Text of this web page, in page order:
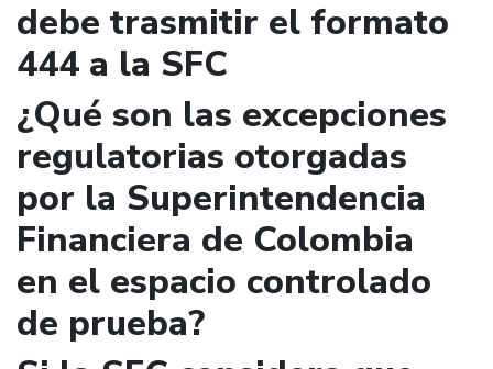
debe trasmitir el formato
444 a la SFC
¿Qué son las excepciones
regulatorias otorgadas
por la Superintendencia
Financiera de Colombia
en el espacio controlado
de prueba?